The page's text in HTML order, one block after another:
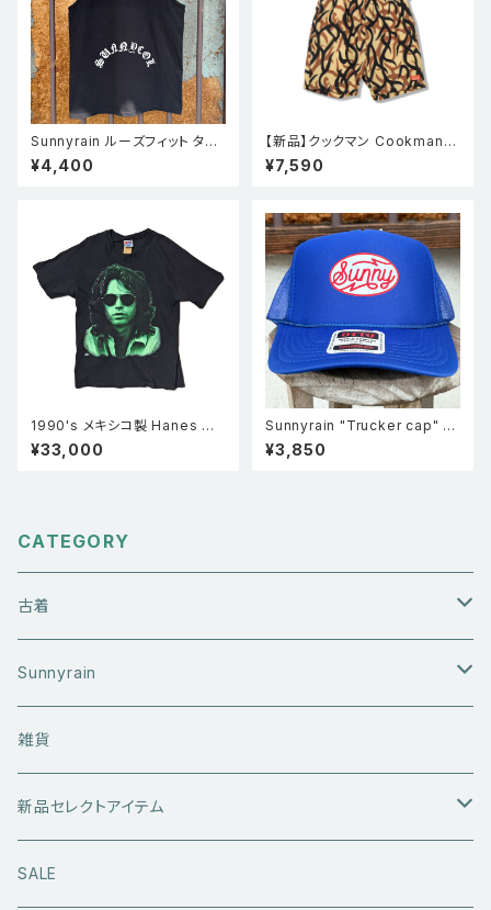
Sunnyrain ルーズフィット タン
クトップ BLK
¥4,400
【新品】クックマン Cookman
シェフパンツ Chef Pants Sho
rt Light Tribal Camo
¥7,590
1990's メキシコ製 Hanes ヘ
インズ Doors ドアーズ ジム・モ
リソン フォトプリント シングルス
¥33,000
Sunnyrain "Trucker cap" メ
ッシュキャップ ブルー
¥3,850
CATEGORY
古着
アウターウエア
ライダースジャケット
レザーアウター
トップス
セーター・ニットウエア
長袖シャツ
ボトムス
ジーンズ
シューズ
Sunnyrain
Tシャツ
タンクトップ
キャップ・帽子
雑貨
新品セレクトアイテム
アウターウエア
SALE